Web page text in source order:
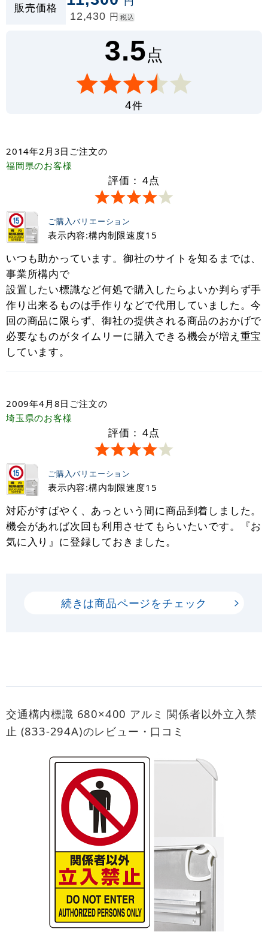
販売価格
12,430 円 税込
3.5点
4件
2014年2月3日 ご注文の
福岡県のお客様
評価： 4点
ご購入バリエーション
表示内容:構内制限速度15
いつも助かっています。御社のサイトを知るまでは、
事業所構内で
設置したい標識など何処で購入したらよいか判らず手
作り出来るものは手作りなどで代用していました。今
回の商品に限らず、御社の提供される商品のおかげで
必要なものがタイムリーに購入できる機会が増え重宝
しています。
2009年4月8日 ご注文の
埼玉県のお客様
評価： 4点
ご購入バリエーション
表示内容:構内制限速度15
対応がすばやく、あっという間に商品到着しました。
機会があれば次回も利用させてもらいたいです。『お
気に入り』に登録しておきました。
続きは商品ページをチェック
交通構内標識 680×400 アルミ 関係者以外立入禁
止 (833-294A)のレビュー・口コミ